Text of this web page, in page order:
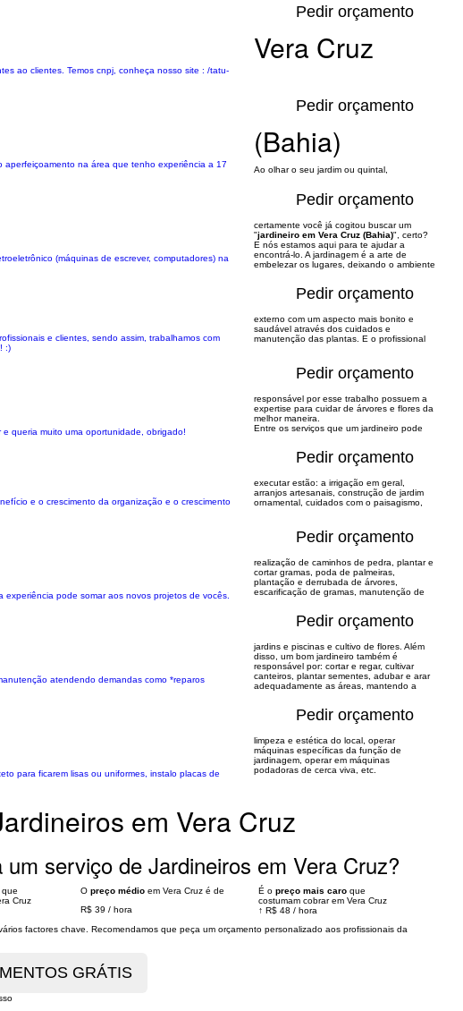
ao clientes. Temos cnpj, conheça nosso site : /tatu-
Pedir orçamento
na área que tenho experiência a 17
Pedir orçamento
(máquinas de escrever, computadores) na
Pedir orçamento
e clientes, sendo assim, trabalhamos com
:)
Pedir orçamento
queria muito uma oportunidade, obrigado!
Pedir orçamento
e o crescimento da organização e o crescimento
Pedir orçamento
pode somar aos novos projetos de vocês.
Pedir orçamento
atendendo demandas como *reparos
Pedir orçamento
para ficarem lisas ou uniformes, instalo placas de
Pedir orçamento
em Vera Cruz
serviço de Jardineiros em Vera Cruz?
que
Cruz
O preço médio em Vera Cruz é de
R$ 39 / hora
É o preço mais caro que
costumam cobrar em Vera Cruz
↑ R$ 48 / hora
factores chave. Recomendamos que peça um orçamento personalizado aos profissionais da
Vera Cruz
(Bahia)
Ao olhar o seu jardim ou quintal,
certamente você já cogitou buscar um
"jardineiro em Vera Cruz (Bahia)", certo?
E nós estamos aqui para te ajudar a
encontrá-lo. A jardinagem é a arte de
embelezar os lugares, deixando o ambiente
externo com um aspecto mais bonito e
saudável através dos cuidados e
manutenção das plantas. E o profissional
responsável por esse trabalho possuem a
expertise para cuidar de árvores e flores da
melhor maneira.
Entre os serviços que um jardineiro pode
executar estão: a irrigação em geral,
arranjos artesanais, construção de jardim
ornamental, cuidados com o paisagismo,
realização de caminhos de pedra, plantar e
cortar gramas, poda de palmeiras,
plantação e derrubada de árvores,
escarificação de gramas, manutenção de
jardins e piscinas e cultivo de flores. Além
disso, um bom jardineiro também é
responsável por: cortar e regar, cultivar
canteiros, plantar sementes, adubar e arar
adequadamente as áreas, mantendo a
limpeza e estética do local, operar
máquinas específicas da função de
jardinagem, operar em máquinas
podadoras de cerca viva, etc.